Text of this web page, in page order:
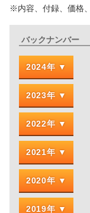
※内容、付録、価格
バックナンバー
2024年
2023年
2022年
2021年
2020年
2019年